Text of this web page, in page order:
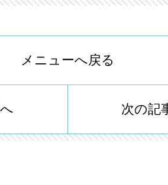
メニューへ戻る
次の記